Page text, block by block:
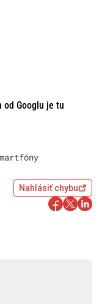
od Googlu je tu
Nahlásiť chybu